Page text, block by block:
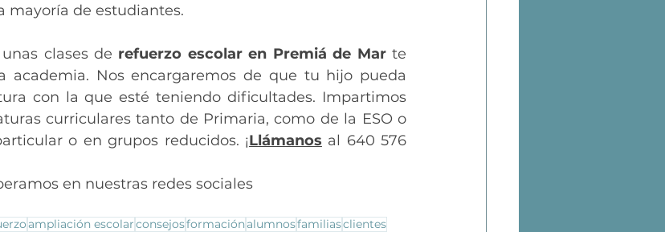
mayoría de estudiantes.
clases de refuerzo escolar en Premiá de Mar te
academia. Nos encargaremos de que tu hijo pueda
con la que esté teniendo dificultades. Impartimos
curriculares tanto de Primaria, como de la ESO o
o en grupos reducidos. ¡Llámanos al 640 576
en nuestras redes sociales
ampliación escolarconsejosformaciónalumnosfamiliasclientes